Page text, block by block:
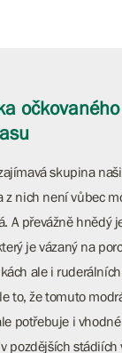
skupina
z nich není vůbec
A převážně hnědý
je vázaný na
ale i
to, že tomuto
potřebuje i
pozdějších stádiích